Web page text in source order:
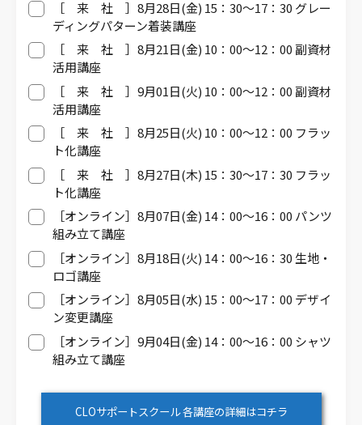
［ 来 社 ］8月28日(金) 15：30～17：30 グレー
ディングパターン着装講座
［ 来 社 ］8月21日(金) 10：00～12：00 副資材
活用講座
［ 来 社 ］9月01日(火) 10：00～12：00 副資材
活用講座
［ 来 社 ］8月25日(火) 10：00～12：00 フラッ
ト化講座
［ 来 社 ］8月27日(木) 15：30～17：30 フラッ
ト化講座
［オンライン］8月07日(金) 14：00～16：00 パンツ
組み立て講座
［オンライン］8月18日(火) 14：00～16：30 生地・
ロゴ講座
［オンライン］8月05日(水) 15：00～17：00 デザイ
ン変更講座
［オンライン］9月04日(金) 14：00～16：00 シャツ
組み立て講座
CLOサポートスクール 各講座の詳細はコチラ